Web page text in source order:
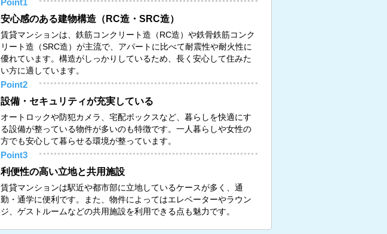
Point1
安心感のある建物構造（RC造・SRC造）
賃貸マンションは、鉄筋コンクリート造（RC造）や鉄骨鉄筋コンク
リート造（SRC造）が主流で、アパートに比べて耐震性や耐火性に
優れています。構造がしっかりしているため、長く安心して住みた
い方に適しています。
Point2
設備・セキュリティが充実している
オートロックや防犯カメラ、宅配ボックスなど、暮らしを快適にす
る設備が整っている物件が多いのも特徴です。一人暮らしや女性の
方でも安心して暮らせる環境が整っています。
Point3
利便性の高い立地と共用施設
賃貸マンションは駅近や都市部に立地しているケースが多く、通
勤・通学に便利です。また、物件によってはエレベーターやラウン
ジ、ゲストルームなどの共用施設を利用できる点も魅力です。